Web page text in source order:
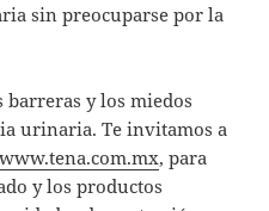
sin preocuparse por la
barreras y los miedos
urinaria. Te invitamos a
www.tena.com.mx, para
y los productos